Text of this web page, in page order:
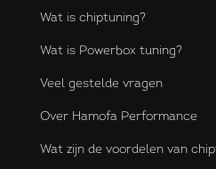
Wat is chiptuning?
Wat is Powerbox tuning?
Veel gestelde vragen
Over Hamofa Performance
Wat zijn de voordelen van